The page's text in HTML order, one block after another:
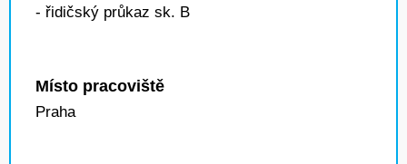
- řidičský průkaz sk. B
Místo pracoviště
Praha